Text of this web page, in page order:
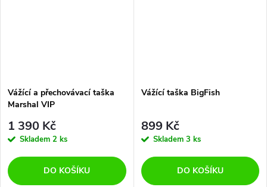
Vážící a přechovávací taška
Marshal VIP
1 390 Kč
Skladem 2 ks
DO KOŠÍKU
Vážící taška BigFish
899 Kč
Skladem 3 ks
DO KOŠÍKU